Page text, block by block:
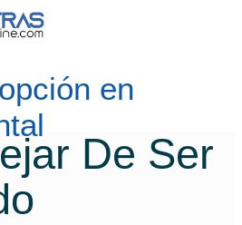
en
De Ser